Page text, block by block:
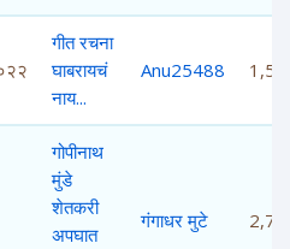
गीत रचना
घाबरायचं
नाय...
Anu25488
गोपीनाथ
मुंडे
शेतकरी
अपघात
गंगाधर मुटे